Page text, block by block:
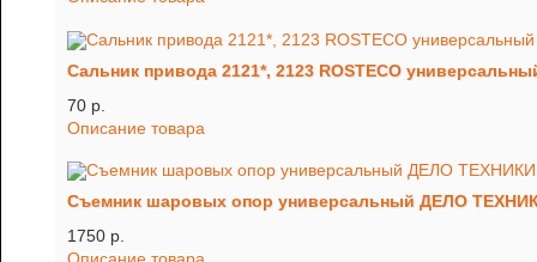
Сальник привода 2121*, 2123 ROSTECO
70 p.
Описание товара
Съемник шаровых опор универсальный ДЕЛО
1750 p.